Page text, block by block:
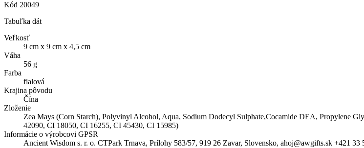
Kód 20049
Tabuľka dát
Veľkosť
9 cm x 9 cm x 4,5 cm
Váha
56 g
Farba
fialová
Krajina pôvodu
Čína
Zloženie
Zea Mays (Corn Starch), Polyvinyl Alcohol, Aqua, Sodium Dodecyl Sulphate,Cocamide DEA, Propylene
42090, CI 18050, CI 16255, CI 45430, CI 15985)
Informácie o výrobcovi GPSR
Ancient Wisdom s. r. o. CTPark Trnava, Prílohy 583/57, 919 26 Zavar, Slovensko, ahoj@awgifts.sk +421 33